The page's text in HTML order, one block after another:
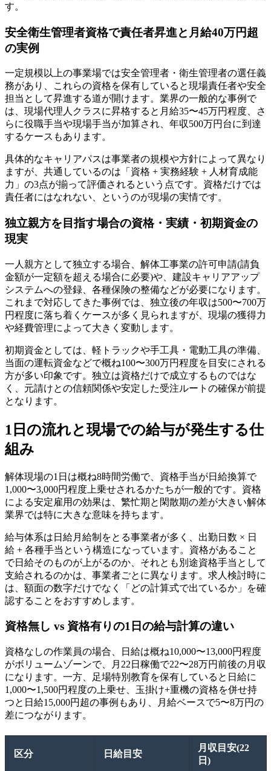
す。
安全衛生管理者資格で責任者昇進と月給40万円超
の実例
一定規模以上の事業場では安全管理者・衛生管理者の選任義
務があり、これらの資格を保有していると現場責任者や安全
担当として昇進する道が開けます。業界の一般的な事例で
は、現場代理人クラスに昇格すると月給35〜45万円程度、さ
らに役職手当や現場手当が加算され、年収500万円台に到達
するケースもあります。
具体的なキャリアパスは事業者の規模や方針によって異なり
ますが、共通しているのは「資格 + 実務経験 + 人材育成能
力」の3点が揃って評価されるという点です。資格だけでは
責任者にはなれない、というのが現場の実情です。
独立親方を目指す場合の資格・実績・初期資金の
現実
一人親方として独立する場合、解体工事業の許可申請(請負
金額が一定額を超える場合に必要)や、建設キャリアアップ
システムへの登録、各種保険の整備などが必要になります。
これまで対応してきた事例では、独立後の年収は500〜700万
円程度に落ち着くケースが多く見られますが、現場の獲得力
や経費管理によって大きく変動します。
初期資金としては、軽トラックや手工具・電動工具の準備、
当面の運転資金などで概ね100〜300万円程度を目安にされる
方が多い印象です。独立は資格だけで成立するものではな
く、元請けとの信頼関係や安定した受注ルートの確保が前提
となります。
1日の流れと現場での給与が発生する仕
組み
解体現場の1日は概ね8時間労働で、資格手当が日給換算で
1,000〜3,000円程度上乗せされるかたちが一般的です。資格
による安定雇用の効果は、繁忙期と閑散期の差が大きい解体
業界では特に大きな意味を持ちます。
給与体系は日給月給制をとる事業者が多く、出勤日数 × 日
給 + 各種手当という構造になっています。資格があること
で日給そのものが上がるのか、それとも別途資格手当として
支給されるのかは、事業者ごとに異なります。求人検討時に
は、額面の数字だけでなく「どの計算式で出ているか」を確
認することをおすすめします。
資格無し vs 資格有りの1日の給与計算の違い
資格なしの作業員の場合、日給は概ね10,000〜13,000円程度
がボリュームゾーンで、月22日稼働で22〜28万円前後の月収
になります。一方、足場特別教育を保有していると日給に
1,000〜1,500円程度の上乗せ、玉掛け+重機の資格を併せ持
つと日給15,000円超の事例もあり、月給ベースで5〜8万円の
差につながります。
区分 日給目安
月収目安(22
日)